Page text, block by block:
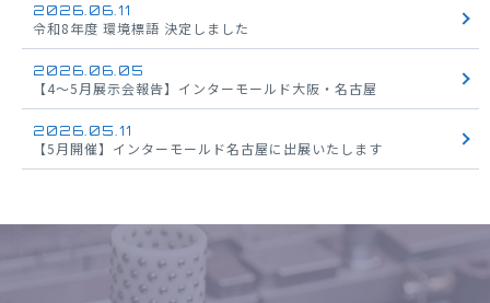
2026.06.11
令和8年度 環境標語 決定しました
2026.06.05
【4～5月展示会報告】インターモールド大阪・名古屋
2026.05.11
【5月開催】インターモールド名古屋に出展いたします